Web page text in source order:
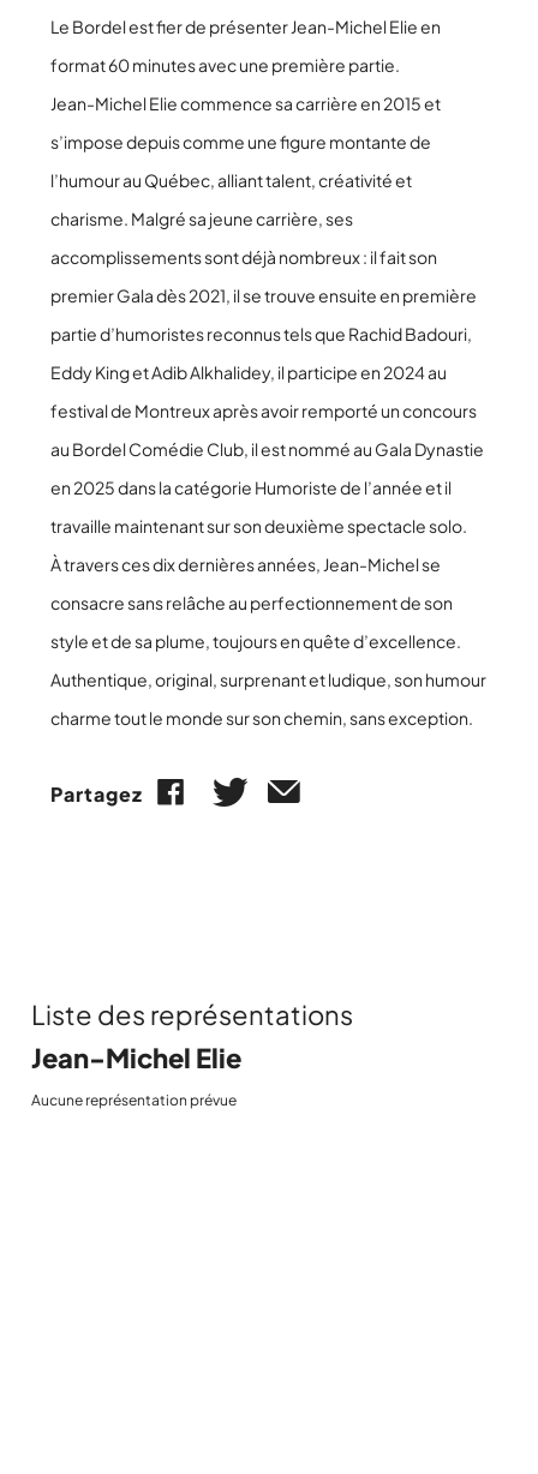
Le Bordel est fier de présenter Jean-Michel Elie en
format 60 minutes avec une première partie.
Jean-Michel Elie commence sa carrière en 2015 et
s’impose depuis comme une figure montante de
l’humour au Québec, alliant talent, créativité et
charisme. Malgré sa jeune carrière, ses
accomplissements sont déjà nombreux : il fait son
premier Gala dès 2021, il se trouve ensuite en première
partie d’humoristes reconnus tels que Rachid Badouri,
Eddy King et Adib Alkhalidey, il participe en 2024 au
festival de Montreux après avoir remporté un concours
au Bordel Comédie Club, il est nommé au Gala Dynastie
en 2025 dans la catégorie Humoriste de l’année et il
travaille maintenant sur son deuxième spectacle solo.
À travers ces dix dernières années, Jean-Michel se
consacre sans relâche au perfectionnement de son
style et de sa plume, toujours en quête d’excellence.
Authentique, original, surprenant et ludique, son humour
charme tout le monde sur son chemin, sans exception.
Partagez
Liste des représentations
Jean-Michel Elie
Aucune représentation prévue